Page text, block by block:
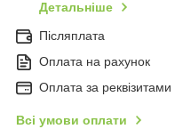
Детальніше
Післяплата
Оплата на рахунок
Оплата за реквізитами
Всі умови оплати